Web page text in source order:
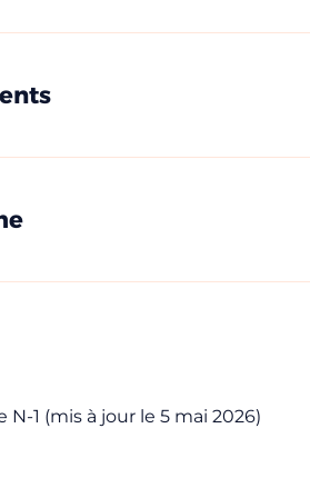
N-1 (mis à jour le 5 mai 2026)
CEPIM utilise vos